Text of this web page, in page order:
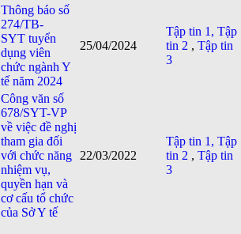
Thông báo số
274/TB-
SYT tuyển
dụng viên
chức ngành Y
tế năm 2024
25/04/2024
Tập tin 1, Tập
tin 2 , Tập tin
3
Công văn số
678/SYT-VP
về việc đề nghị
tham gia đối
với chức năng
nhiệm vụ,
quyền hạn và
cơ cấu tổ chức
của Sở Y tế
22/03/2022
Tập tin 1, Tập
tin 2 , Tập tin
3